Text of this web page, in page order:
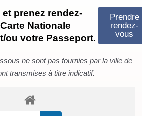
prenez rendez-
Nationale
ou votre Passeport.
Prendre
rendez-
vous
ne sont pas fournies par la ville de
transmises à titre indicatif.